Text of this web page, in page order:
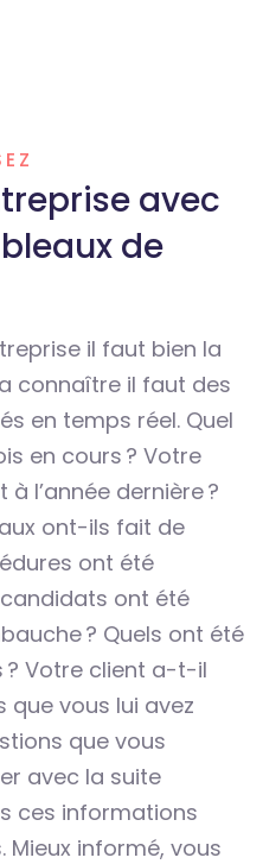
avec
de
il faut bien la
connaître il faut des
en temps réel. Quel
en cours ? Votre
l’année dernière ?
ont-ils fait de
ont été
ont été
? Quels ont été
? Votre client a-t-il
que vous lui avez
que vous
avec la suite
ces informations
informé, vous